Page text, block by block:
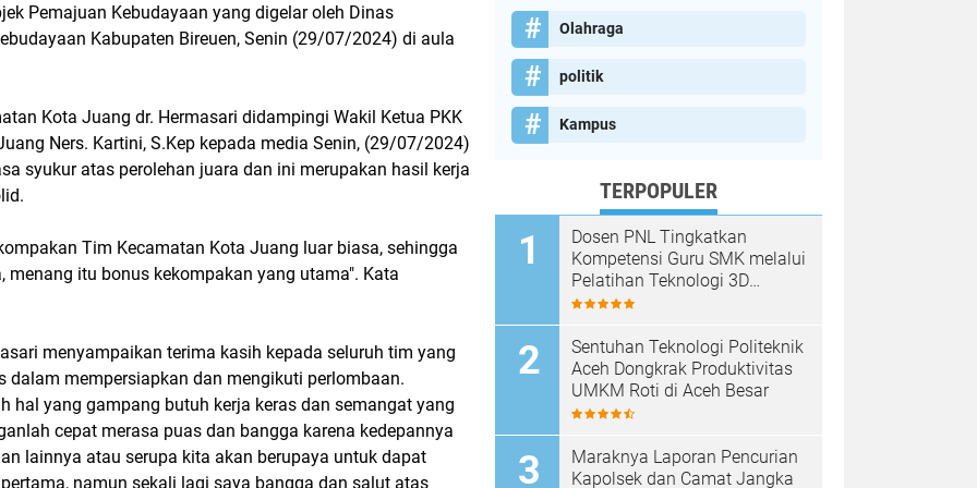
Pemajuan Kebudayaan yang digelar oleh Dinas
Kabupaten Bireuen, Senin (29/07/2024) di aula
Kota Juang dr. Hermasari didampingi Wakil Ketua PKK
Ners. Kartini, S.Kep kepada media Senin, (29/07/2024)
syukur atas perolehan juara dan ini merupakan hasil kerja
Tim Kecamatan Kota Juang luar biasa, sehingga
menang itu bonus kekompakan yang utama". Kata
menyampaikan terima kasih kepada seluruh tim yang
dalam mempersiapkan dan mengikuti perlombaan.
hal yang gampang butuh kerja keras dan semangat yang
cepat merasa puas dan bangga karena kedepannya
lainnya atau serupa kita akan berupaya untuk dapat
namun sekali lagi saya bangga dan salut atas
Olahraga
politik
Kampus
TERPOPULER
Dosen PNL Tingkatkan
Kompetensi Guru SMK melalui
Pelatihan Teknologi 3D
Printing
Sentuhan Teknologi Politeknik
Aceh Dongkrak Produktivitas
UMKM Roti di Aceh Besar
Maraknya Laporan Pencurian
Kapolsek dan Camat Jangka